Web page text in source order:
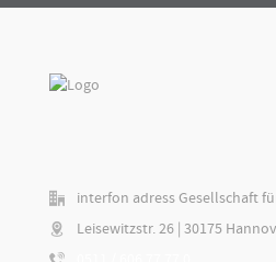
interfon adress Gesellschaft
Leisewitzstr. 26 | 30175